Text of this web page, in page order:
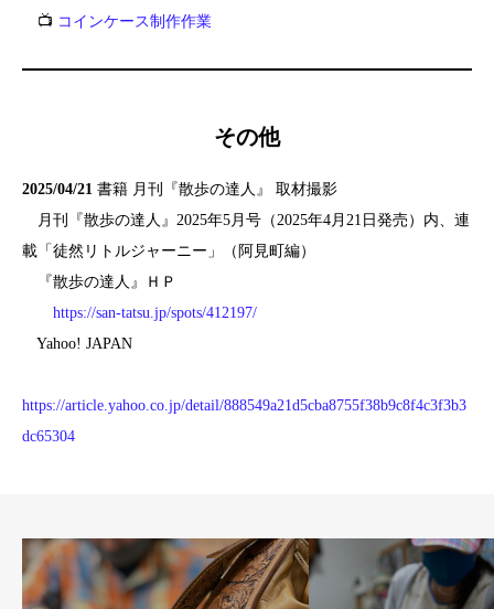
📺 コインケース制作作業
その他
2025/04/21 書籍 月刊『散歩の達人』 取材撮影
月刊『散歩の達人』2025年5月号（2025年4月21日発売）内、連
載「徒然リトルジャーニー」（阿見町編）
『散歩の達人』ＨＰ
https://san-tatsu.jp/spots/412197/
Yahoo! JAPAN
https://article.yahoo.co.jp/detail/888549a21d5cba8755f38b9c8f4c3f3b3
dc65304